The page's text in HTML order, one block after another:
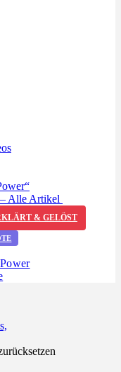
Alle Artikel
& GELÖST